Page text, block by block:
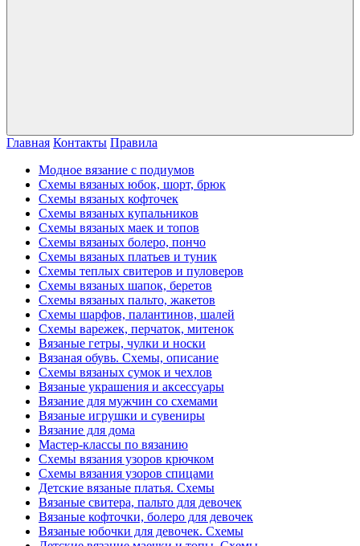
Главная Контакты Правила
Модное вязание с подиумов
Схемы вязаных юбок, шорт, брюк
Схемы вязаных кофточек
Схемы вязаных купальников
Схемы вязаных маек и топов
Схемы вязаных болеро, пончо
Схемы вязаных платьев и туник
Схемы теплых свитеров и пуловеров
Схемы вязаных шапок, беретов
Схемы вязаных пальто, жакетов
Схемы шарфов, палантинов, шалей
Схемы варежек, перчаток, митенок
Вязаные гетры, чулки и носки
Вязаная обувь. Схемы, описание
Схемы вязаных сумок и чехлов
Вязаные украшения и аксессуары
Вязание для мужчин со схемами
Вязаные игрушки и сувениры
Вязание для дома
Мастер-классы по вязанию
Схемы вязания узоров крючком
Схемы вязания узоров спицами
Детские вязаные платья. Схемы
Вязаные свитера, пальто для девочек
Вязаные кофточки, болеро для девочек
Вязаные юбочки для девочек. Схемы